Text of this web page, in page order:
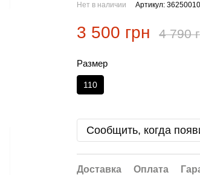
Нет в наличии Артикул:
3 500 грн 4 790
Размер
110
Сообщить, когда
Доставка Оплата